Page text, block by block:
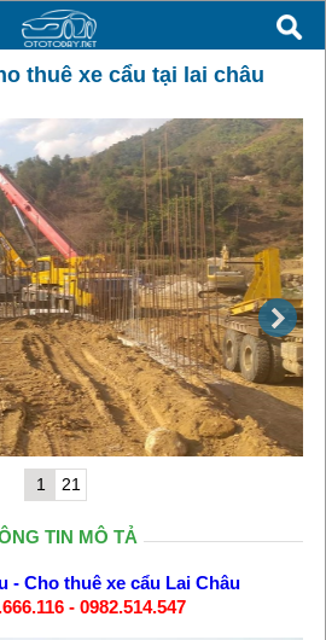
thuê xe cẩu tại lai châu
1 21
TIN MÔ TẢ
- Cho thuê xe cẩu Lai Châu
- 0982.514.547